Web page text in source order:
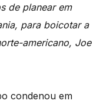
de planear em
para boicotar a
americano, Joe
condenou em